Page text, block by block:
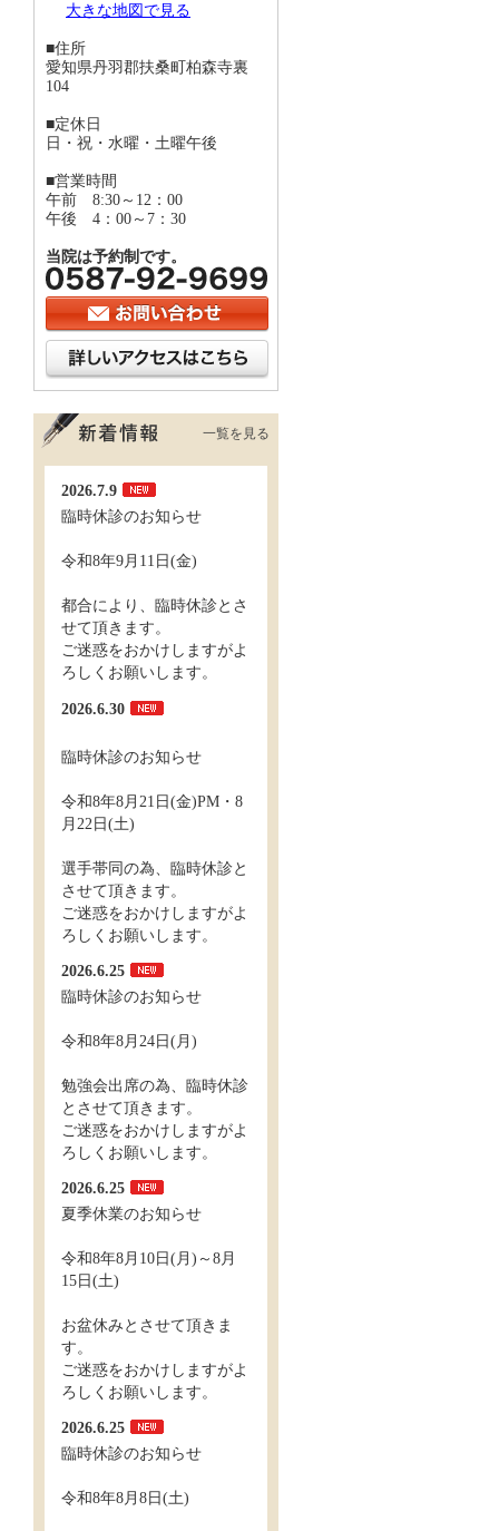
大きな地図で見る
■住所
愛知県丹羽郡扶桑町柏森寺裏
104
■定休日
日・祝・水曜・土曜午後
■営業時間
午前 8:30～12：00
午後 4：00～7：30
当院は予約制です。
一覧を見る
2026.7.9
臨時休診のお知らせ
令和8年9月11日(金)
都合により、臨時休診とさ
せて頂きます。
ご迷惑をおかけしますがよ
ろしくお願いします。
2026.6.30
臨時休診のお知らせ
令和8年8月21日(金)PM・8
月22日(土)
選手帯同の為、臨時休診と
させて頂きます。
ご迷惑をおかけしますがよ
ろしくお願いします。
2026.6.25
臨時休診のお知らせ
令和8年8月24日(月)
勉強会出席の為、臨時休診
とさせて頂きます。
ご迷惑をおかけしますがよ
ろしくお願いします。
2026.6.25
夏季休業のお知らせ
令和8年8月10日(月)～8月
15日(土)
お盆休みとさせて頂きま
す。
ご迷惑をおかけしますがよ
ろしくお願いします。
2026.6.25
臨時休診のお知らせ
令和8年8月8日(土)